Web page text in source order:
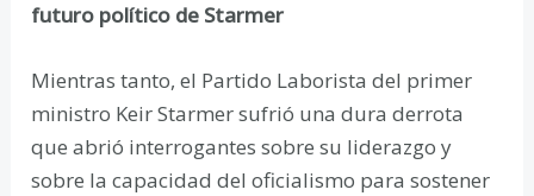
futuro político de Starmer
Mientras tanto, el Partido Laborista del primer
ministro Keir Starmer sufrió una dura derrota
que abrió interrogantes sobre su liderazgo y
sobre la capacidad del oficialismo para sostener